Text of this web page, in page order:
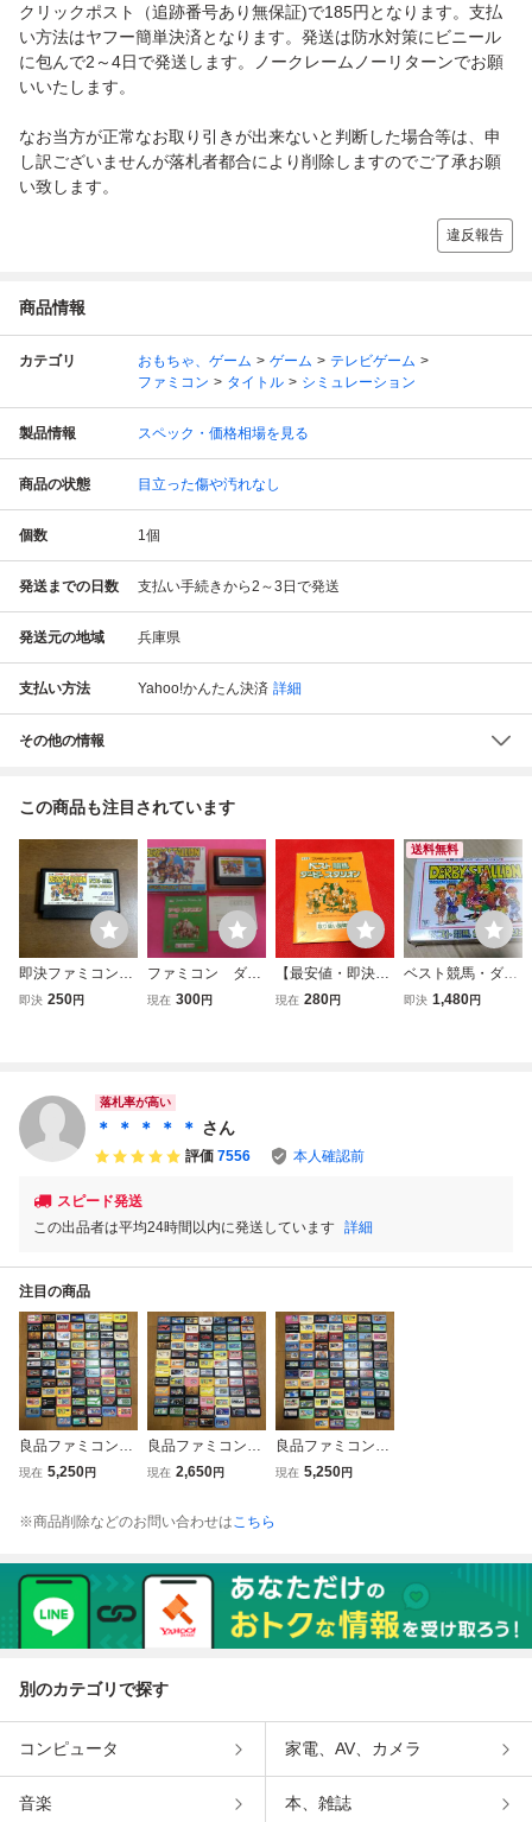
クリックポスト（追跡番号あり無保証)で185円となります。支払
い方法はヤフー簡単決済となります。発送は防水対策にビニール
に包んで2～4日で発送します。ノークレームノーリターンでお願
いいたします。
なお当方が正常なお取り引きが出来ないと判断した場合等は、申
し訳ございませんが落札者都合により削除しますのでご了承お願
い致します。
違反報告
商品情報
カテゴリ おもちゃ、ゲーム ゲーム
テレビゲーム
ファミコン
タイトル シミュレーション
製品情報 スペック・価格相場を見る
商品の状態 目立った傷や汚れなし
個数 1個
発送までの日数 支払い手続きから2～3日で発送
発送元の地域 兵庫県
支払い方法 Yahoo!かんたん決済 詳細
その他の情報
この商品も注目されています
即決ファミコンソ
フト ダービースタ
即決 250円
ファミコン ダー
ビースタリオン全
現在 300円
【最安値・即決】
FC ファミコン
ム
現在 280円
送料無料
ベスト競馬・ダー
ビースタリオン フ
即決 1,480円
落札率が高い
＊ ＊ ＊ ＊ ＊ さん
評価 7556 本人確認前
スピード発送
この出品者は平均24時間以内に発送しています 詳細
注目の商品
良品ファミコンソ
フト80本セット②
現在 5,250円
良品ファミコンソ
フト80本セット③
現在 2,650円
良品ファミコンソ
フト80本セット①
現在 5,250円
※商品削除などのお問い合わせはこちら
別のカテゴリで探す
コンピュータ 家電、AV、カメラ
音楽 本、雑誌